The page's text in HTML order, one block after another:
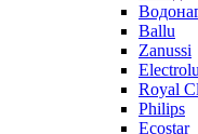
Ballu
Zanussi
Royal
Philips
Ecostar